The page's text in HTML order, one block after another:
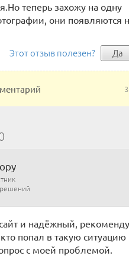
теперь захожу на одну
они появляются
Этот отзыв полезен? Да
и надёжный,
попал в такую ситуацию
с моей проблемой.